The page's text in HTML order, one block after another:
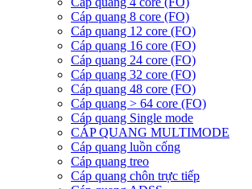
Cáp quang 8 core (FO)
Cáp quang 12 core (FO)
Cáp quang 16 core (FO)
Cáp quang 24 core (FO)
Cáp quang 32 core (FO)
Cáp quang 48 core (FO)
Cáp quang > 64 core (FO)
Cáp quang Single mode
CÁP QUANG MULTIMODE
Cáp quang luồn cống
Cáp quang treo
Cáp quang chôn trực tiếp